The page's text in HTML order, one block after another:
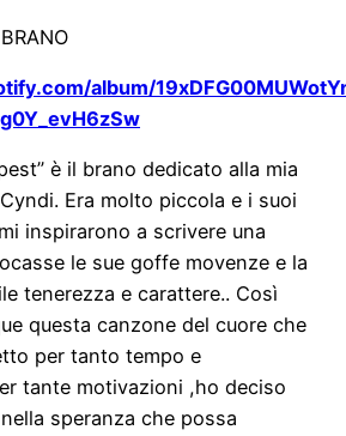
album/
è il brano dedicato alla mia
Era molto piccola e i suoi
inspirarono a scrivere una
le sue goffe movenze e la
tenerezza e carattere.. Così
questa canzone del cuore che
per tanto tempo e
tante motivazioni ,ho deciso
speranza che possa